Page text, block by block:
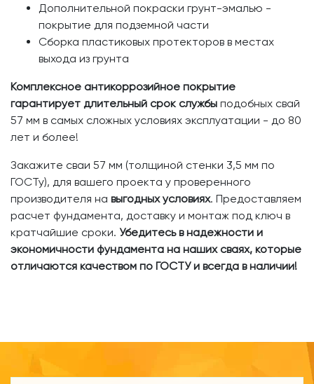
Дополнительной покраски грунт-эмалью -
покрытие для подземной части
Сборка пластиковых протекторов в местах
выхода из грунта
Комплексное антикоррозийное покрытие
гарантирует длительный срок службы подобных свай
57 мм в самых сложных условиях эксплуатации - до 80
лет и более!
Закажите сваи 57 мм (толщиной стенки 3,5 мм по
ГОСТу), для вашего проекта у проверенного
производителя на выгодных условиях. Предоставляем
расчет фундамента, доставку и монтаж под ключ в
кратчайшие сроки. Убедитесь в надежности и
экономичности фундамента на наших сваях, которые
отличаются качеством по ГОСТУ и всегда в наличии!